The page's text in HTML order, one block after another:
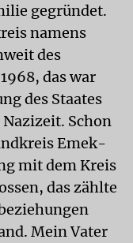
gegründet.
namens
des
das war
des Staates
Schon
Emek-
mit dem Kreis
das zählte
Mein Vater